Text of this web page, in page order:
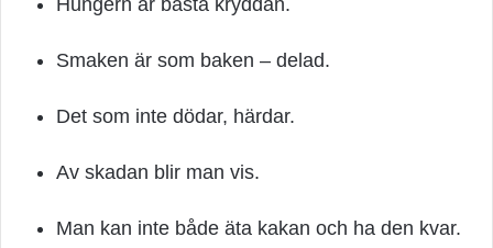
Smaken är som baken – delad.
Det som inte dödar, härdar.
Av skadan blir man vis.
Man kan inte både äta kakan och ha den kvar.